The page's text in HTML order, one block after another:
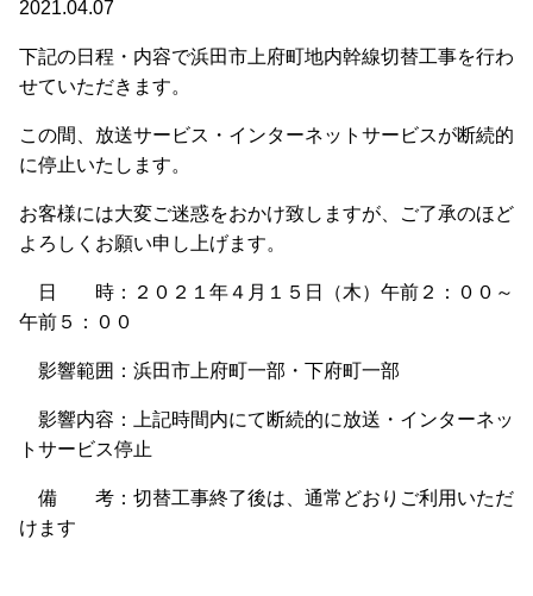
2021.04.07
下記の日程・内容で浜田市上府町地内幹線切替工事を行わ
せていただきます。
この間、放送サービス・インターネットサービスが断続的
に停止いたします。
お客様には大変ご迷惑をおかけ致しますが、ご了承のほど
よろしくお願い申し上げます。
日 時：２０２１年４月１５日（木）午前２：００～
午前５：００
影響範囲：浜田市上府町一部・下府町一部
影響内容：上記時間内にて断続的に放送・インターネッ
トサービス停止
備 考：切替工事終了後は、通常どおりご利用いただ
けます